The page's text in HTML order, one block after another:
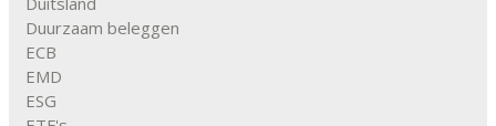
Duurzaam beleggen
ECB
EMD
ESG